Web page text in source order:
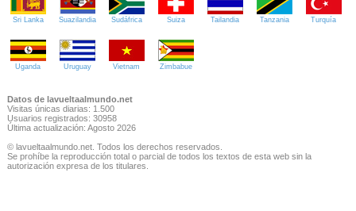
Sri Lanka Suazilandia Sudáfrica Suiza Tailandia Tanzania Turquía
Uganda Uruguay Vietnam Zimbabue
Datos de lavueltaalmundo.net
Visitas únicas diarias: 1.500
Usuarios registrados: 30958
Última actualización: Agosto 2026
© lavueltaalmundo.net. Todos los derechos reservados.
Se prohíbe la reproducción total o parcial de todos los textos de esta web sin la
autorización expresa de los titulares.